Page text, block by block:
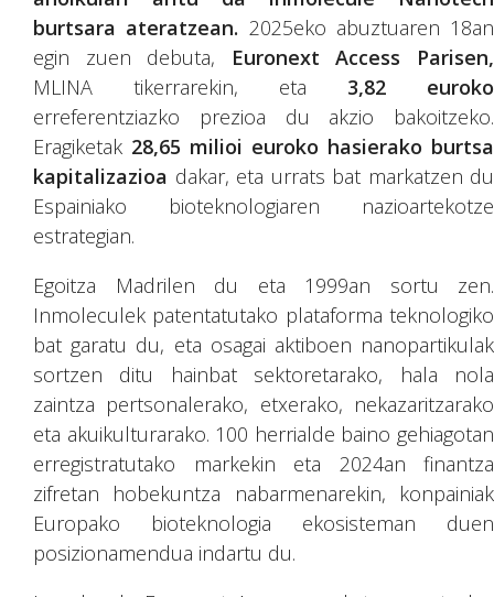
burtsara ateratzean. 2025eko abuztuaren 18an
egin zuen debuta, Euronext Access Parisen,
MLINA tikerrarekin, eta 3,82 euroko
erreferentziazko prezioa du akzio bakoitzeko.
Eragiketak 28,65 milioi euroko hasierako burtsa
kapitalizazioa dakar, eta urrats bat markatzen du
Espainiako bioteknologiaren nazioartekotze
estrategian.
Egoitza Madrilen du eta 1999an sortu zen.
Inmoleculek patentatutako plataforma teknologiko
bat garatu du, eta osagai aktiboen nanopartikulak
sortzen ditu hainbat sektoretarako, hala nola
zaintza pertsonalerako, etxerako, nekazaritzarako
eta akuikulturarako. 100 herrialde baino gehiagotan
erregistratutako markekin eta 2024an finantza
zifretan hobekuntza nabarmenarekin, konpainiak
Europako bioteknologia ekosisteman duen
posizionamendua indartu du.